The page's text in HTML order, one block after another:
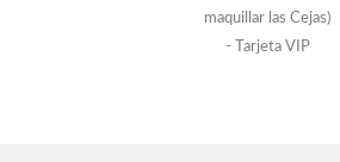
maquillar las Cejas)
- Tarjeta VIP